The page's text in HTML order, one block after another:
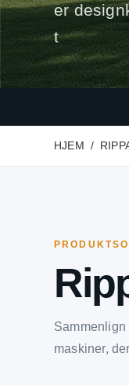
er
t
HJEM
Sammenlign
maskiner,